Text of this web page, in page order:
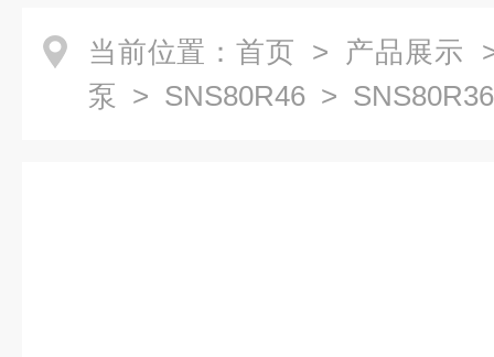
当前位置： 首页 > 产品展示
泵 > SNS80R46 >